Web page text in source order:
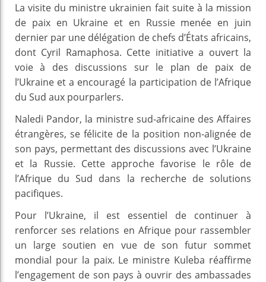
La visite du ministre ukrainien fait suite à la mission
de paix en Ukraine et en Russie menée en juin
dernier par une délégation de chefs d’États africains,
dont Cyril Ramaphosa. Cette initiative a ouvert la
voie à des discussions sur le plan de paix de
l’Ukraine et a encouragé la participation de l’Afrique
du Sud aux pourparlers.
Naledi Pandor, la ministre sud-africaine des Affaires
étrangères, se félicite de la position non-alignée de
son pays, permettant des discussions avec l’Ukraine
et la Russie. Cette approche favorise le rôle de
l’Afrique du Sud dans la recherche de solutions
pacifiques.
Pour l’Ukraine, il est essentiel de continuer à
renforcer ses relations en Afrique pour rassembler
un large soutien en vue de son futur sommet
mondial pour la paix. Le ministre Kuleba réaffirme
l’engagement de son pays à ouvrir des ambassades